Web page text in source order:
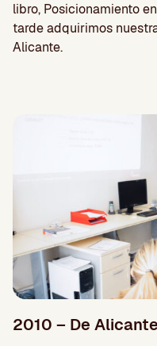
libro, Posicionamiento
tarde adquirimos
Alicante.
2010 – De